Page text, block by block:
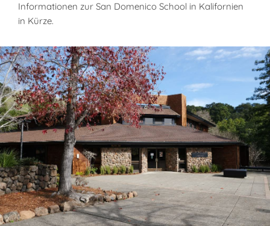
Informationen zur San Domenico School in Kalifornien
in Kürze.